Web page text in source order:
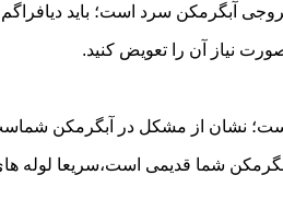
آبگرمکن سرد است؛ باید دیافراگم
نیاز آن را تعویض کنید.
است؛ نشان از مشکل در آبگرمکن
شما قدیمی است،سریعا لوله های